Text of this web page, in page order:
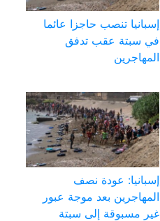
إسبانيا تنصب حاجزا عائما
في سبتة عقب تدفق
المهاجرين
إسبانيا: عودة نصف
المهاجرين بعد موجة عبور
غير مسبوقة إلى سبتة